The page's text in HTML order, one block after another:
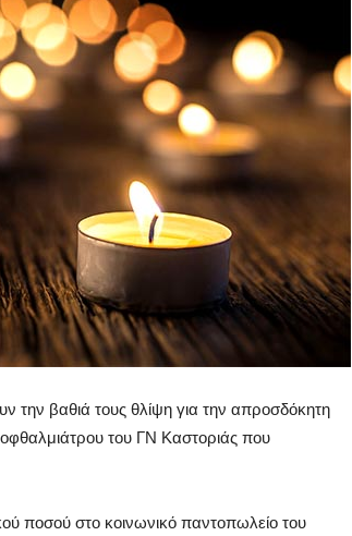
την βαθιά τους θλίψη για την απροσδόκητη
του ΓΝ Καστοριάς που
ποσού στο κοινωνικό παντοπωλείο του